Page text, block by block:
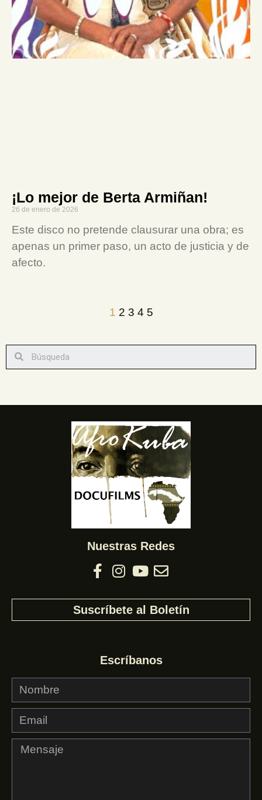
¡Lo mejor de Berta Armiñan!
26 de enero de 2026
Este disco no pretende clausurar una obra; es
apenas un primer paso, un acto de justicia y de
afecto.
1 2 3 4 5
Nuestras Redes
Suscríbete al Boletín
Escríbanos